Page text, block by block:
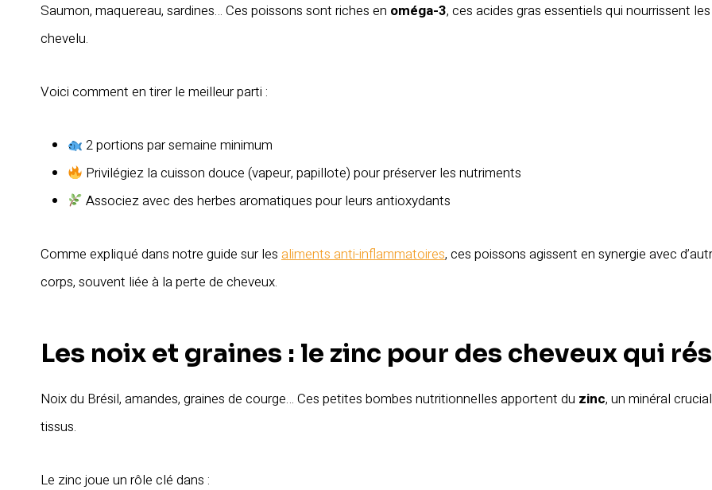
Saumon, maquereau, sardines… Ces poissons sont riches en oméga-3, ces acides gras essentiels qui nourrissent
chevelu.
Voici comment en tirer le meilleur parti :
2 portions par semaine minimum
Privilégiez la cuisson douce (vapeur, papillote) pour préserver les nutriments
Associez avec des herbes aromatiques pour leurs antioxydants
Comme expliqué dans notre guide sur les aliments anti-inflammatoires, ces poissons agissent en synergie avec
corps, souvent liée à la perte de cheveux.
Les noix et graines : le zinc pour des cheveux qui
Noix du Brésil, amandes, graines de courge… Ces petites bombes nutritionnelles apportent du zinc, un minéral
tissus.
Le zinc joue un rôle clé dans :